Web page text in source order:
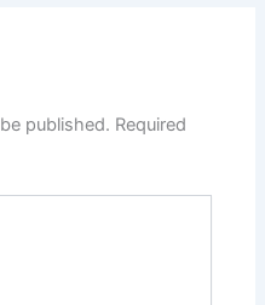
published. Required